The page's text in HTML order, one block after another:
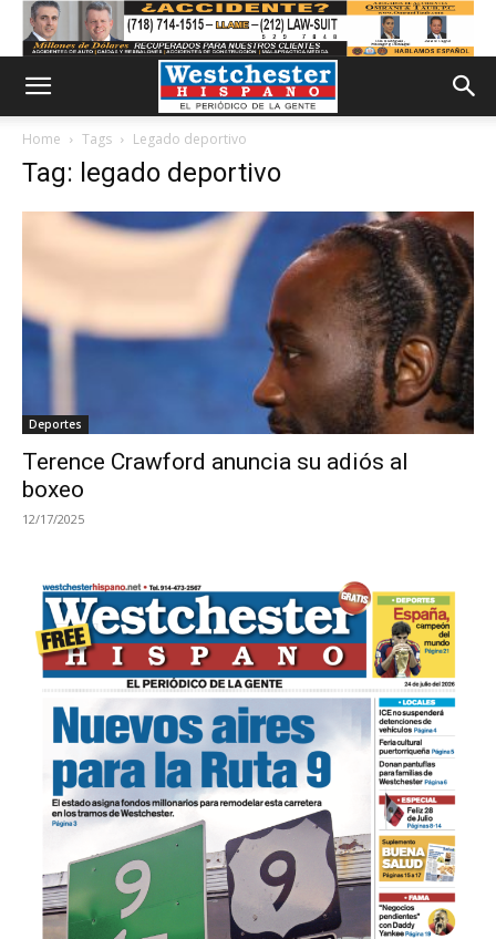
Home Tags Legado deportivo
Tag: legado deportivo
Deportes
Terence Crawford anuncia su adiós al
boxeo
12/17/2025